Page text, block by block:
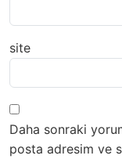
site
Daha sonraki
posta adresim ve